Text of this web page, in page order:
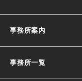
事務所案内
事務所一覧